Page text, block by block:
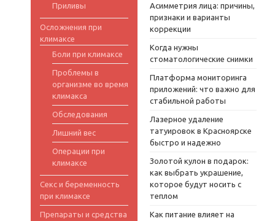
Приливы
Осложнения при
климаксе
Боли при климаксе
Проблемы в
организме во время
климакса
Обследования
Лишний вес
Операции при
климаксе
Секс и беременность
при климаксе
Препараты и средства
Асимметрия лица: причины,
признаки и варианты
коррекции
Когда нужны
стоматологические снимки
Платформа мониторинга
приложений: что важно для
стабильной работы
Лазерное удаление
татуировок в Красноярске
быстро и надежно
Золотой кулон в подарок:
как выбрать украшение,
которое будут носить с
теплом
Как питание влияет на